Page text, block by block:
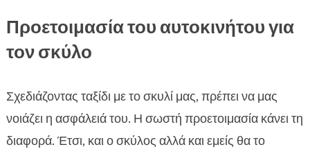
Προετοιμασία του αυτοκινήτου για
τον σκύλο
Σχεδιάζοντας ταξίδι με το σκυλί μας, πρέπει να μας
νοιάζει η ασφάλειά του. Η σωστή προετοιμασία κάνει τη
διαφορά. Έτσι, και ο σκύλος αλλά και εμείς θα το